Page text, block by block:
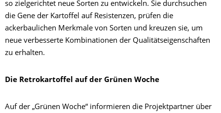
so zielgerichtet neue Sorten zu entwickeln. Sie durchsuchen
die Gene der Kartoffel auf Resistenzen, prüfen die
ackerbaulichen Merkmale von Sorten und kreuzen sie, um
neue verbesserte Kombinationen der Qualitätseigenschaften
zu erhalten.
Die Retrokartoffel auf der Grünen Woche
Auf der „Grünen Woche“ informieren die Projektpartner über